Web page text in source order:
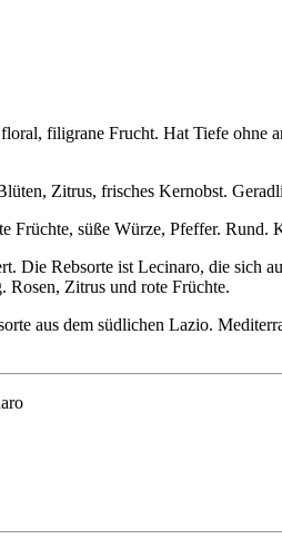
filigrane Frucht. Hat Tiefe ohne
Zitrus, frisches Kernobst.
Früchte, süße Würze, Pfeffer.
Die Rebsorte ist Lecinaro, die sich
Rosen, Zitrus und rote Früchte.
aus dem südlichen Lazio.